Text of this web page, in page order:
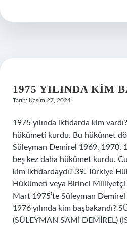
1975 YILINDA KIM
Tarih: Kasım 27, 2024
1975 yılında iktidarda kim
hükümeti kurdu. Bu hükümet
Süleyman Demirel 1969, 1970,
beş kez daha hükümet kurdu.
kim iktidardaydı? 39. Türkiye
Hükümeti veya Birinci Milliyetçi
Mart 1975’te Süleyman Demirel
1976 yılında kim başbakandı?
(SÜLEYMAN SAMİ DEMİREL)